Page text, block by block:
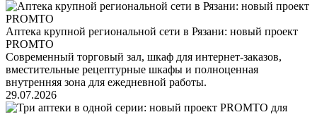
Аптека крупной региональной сети в Рязани: новый проект
PROMTO
Современный торговый зал, шкаф для интернет-заказов,
вместительные рецептурные шкафы и полноценная
внутренняя зона для ежедневной работы.
29.07.2026